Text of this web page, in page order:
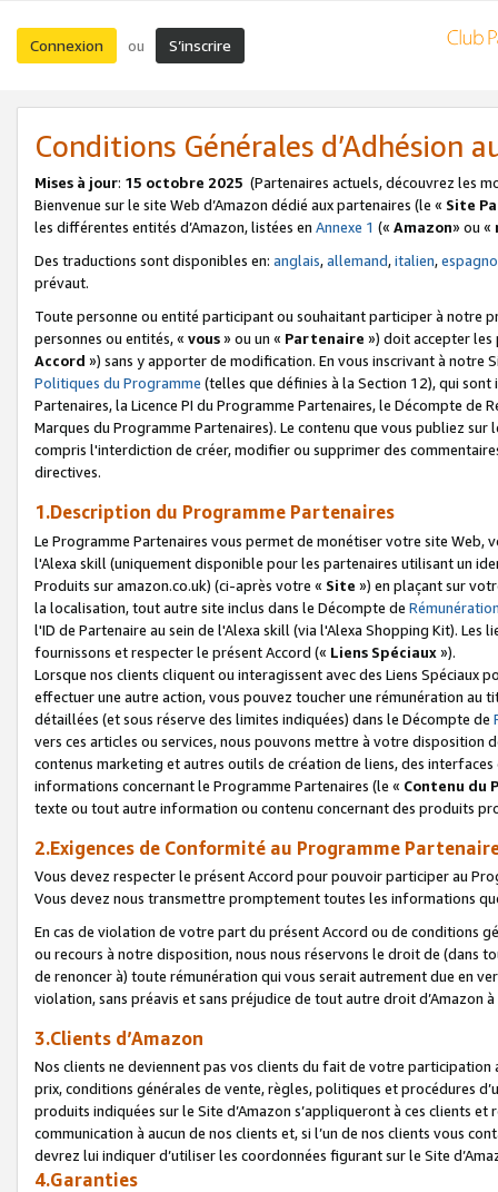
Connexion ou S’inscrire
Conditions Générales d’Adhésion
Mises à jour: 15 octobre 2025 (Partenaires actuels, découvrez les
Bienvenue sur le site Web d’Amazon dédié aux partenaires (le « Site
les différentes entités d’Amazon, listées en Annexe 1 (« Amazon» ou «
Des traductions sont disponibles en: anglais,allemand,italien,
prévaut.
Toute personne ou entité participant ou souhaitant participer à notre
personnes ou entités, « vous» ou un « Partenaire ») doit accepter les
Accord ») sans y apporter de modification. En vous inscrivant à notre
Politiques du Programme (telles que définies à la Section 12), qui
Partenaires, la Licence PI du Programme Partenaires, le Décompte de
Marques du Programme Partenaires). Le contenu que vous publiez
compris l'interdiction de créer, modifier ou supprimer des
directives.
1.Description du Programme Partenaires
Le Programme Partenaires vous permet de monétiser votre site Web,
l'Alexa skill (uniquement disponible pour les partenaires utilisant un
Produits sur amazon.co.uk) (ci-après votre « Site ») en plaçant sur
la localisation, tout autre site inclus dans le Décompte de
l'ID de Partenaire au sein de l'Alexa skill (via l'Alexa Shopping Kit).
fournissons et respecter le présent Accord (« Liens Spéciaux»).
Lorsque nos clients cliquent ou interagissent avec des Liens Spéciaux
effectuer une autre action, vous pouvez toucher une rémunération
détaillées (et sous réserve des limites indiquées) dans le Décompte de
vers ces articles ou services, nous pouvons mettre à votre disposition
contenus marketing et autres outils de création de liens, des
informations concernant le Programme Partenaires (le « Contenu du
texte ou tout autre information ou contenu concernant des produits
2.Exigences de Conformité au Programme
Vous devez respecter le présent Accord pour pouvoir participer au
Vous devez nous transmettre promptement toutes les informations
En cas de violation de votre part du présent Accord ou de conditions
ou recours à notre disposition, nous nous réservons le droit de (dans
de renoncer à) toute rémunération qui vous serait autrement due en
violation, sans préavis et sans préjudice de tout autre droit
3.Clients d’Amazon
Nos clients ne deviennent pas vos clients du fait de votre
prix, conditions générales de vente, règles, politiques et procédures
produits indiquées sur le Site d’Amazon s’appliqueront à ces clients
communication à aucun de nos clients et, si l’un de nos clients vous
devrez lui indiquer d’utiliser les coordonnées figurant sur le Site
4.Garanties